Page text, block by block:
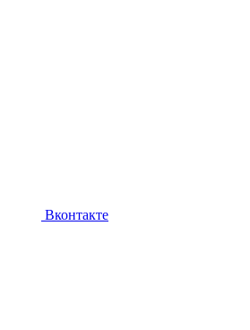
Вконтакте